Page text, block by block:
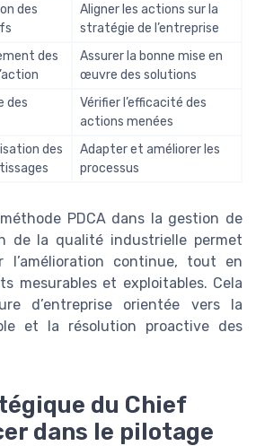
des
Aligner les actions sur la
stratégie de l’entreprise
des
Assurer la bonne mise en
œuvre des solutions
des
Vérifier l’efficacité des
actions menées
des
Adapter et améliorer les
processus
PDCA dans la gestion de
de la qualité industrielle permet
l’amélioration continue, tout en
mesurables et exploitables. Cela
d’entreprise orientée vers la
et la résolution proactive des
du Chief
dans le pilotage